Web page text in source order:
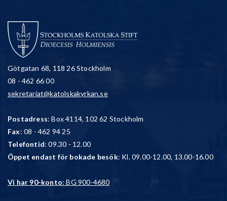
Götgatan 68, 118 26 Stockholm
08 - 462 66 00
sekretariat@katolskakyrkan.se
Postadress: Box 4114, 102 62 Stockholm
Fax: 08 - 462 94 25
Telefontid: 09.30 - 12.00
Öppet endast för bokade besök: Kl. 09.00-12.00, 13.00-16.00
Vi har 90-konto: BG 900-4680